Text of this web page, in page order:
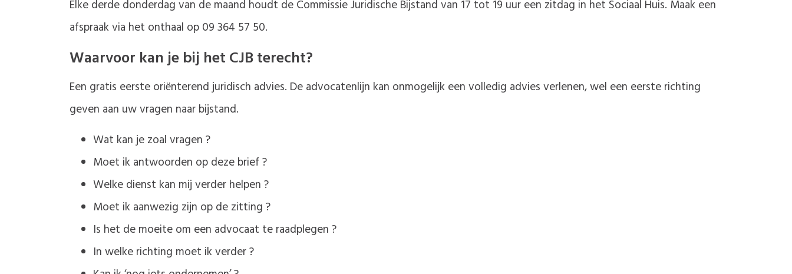
Elke derde donderdag van de maand houdt de Commissie Juridische Bijstand van 17 tot 19 uur een zitdag in het Sociaal Huis. Maak een
afspraak via het onthaal op 09 364 57 50.
Waarvoor kan je bij het CJB terecht?
Een gratis eerste oriënterend juridisch advies. De advocatenlijn kan onmogelijk een volledig advies verlenen, wel een eerste richting
geven aan uw vragen naar bijstand.
Wat kan je zoal vragen ?
Moet ik antwoorden op deze brief ?
Welke dienst kan mij verder helpen ?
Moet ik aanwezig zijn op de zitting ?
Is het de moeite om een advocaat te raadplegen ?
In welke richting moet ik verder ?